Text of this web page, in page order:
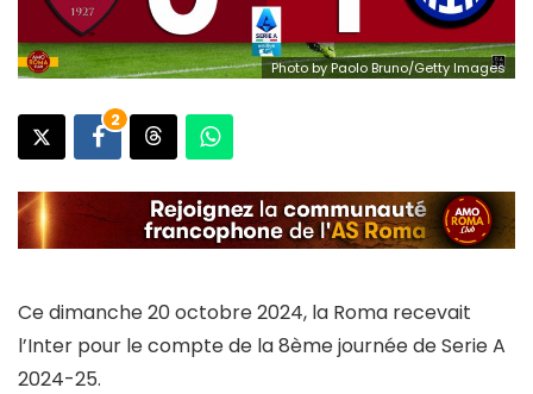
Photo by Paolo Bruno/Getty Images
2
Ce dimanche 20 octobre 2024, la Roma recevait
l’Inter pour le compte de la 8ème journée de Serie A
2024-25.